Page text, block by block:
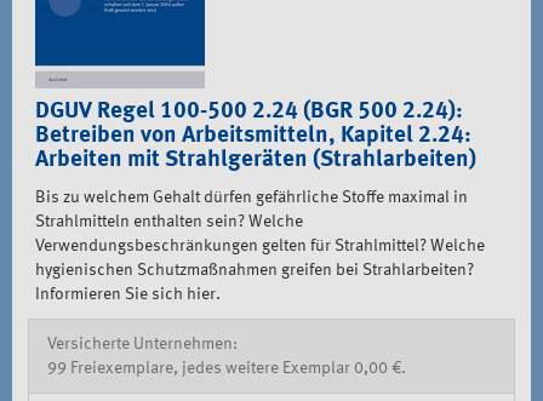
DGUV Regel 100-500 2.24 (BGR 500 2.24):
Betreiben von Arbeitsmitteln, Kapitel 2.24:
Arbeiten mit Strahlgeräten (Strahlarbeiten)
Bis zu welchem Gehalt dürfen gefährliche Stoffe maximal in
Strahlmitteln enthalten sein? Welche
Verwendungsbeschränkungen gelten für Strahlmittel? Welche
hygienischen Schutzmaßnahmen greifen bei Strahlarbeiten?
Informieren Sie sich hier.
Versicherte Unternehmen:
99 Freiexemplare, jedes weitere Exemplar 0,00 €.